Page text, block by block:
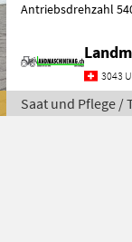
Antriebsdrehzahl 540/1000 U/min
3043
Saat und Pflege /